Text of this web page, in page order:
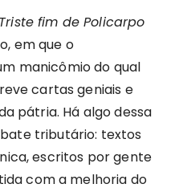
Triste fim de Policarpo
em que o
manicômio do qual
cartas geniais e
pátria. Há algo dessa
tributário: textos
escritos por gente
com a melhoria do